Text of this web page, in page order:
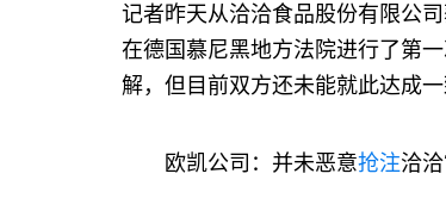
记者昨天从洽洽食品股份有限公
在德国慕尼黑地方法院进行了第
解，但目前双方还未能就此达成一
欧凯公司：并未恶意抢注洽